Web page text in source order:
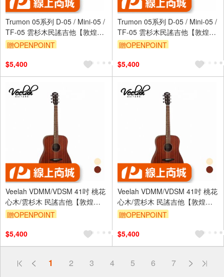
Trumon 05系列 D-05 / Mini-05 /
TF-05 雲杉木民謠吉他【敦煌樂
器】
贈OPENPOINT
$5,400
Trumon 05系列 D-05 / Mini-05 /
TF-05 雲杉木民謠吉他【敦煌樂
器】
贈OPENPOINT
$5,400
Veelah VDMM/VDSM 41吋 桃花
心木/雲杉木 民謠吉他【敦煌樂
器】
贈OPENPOINT
$5,400
Veelah VDMM/VDSM 41吋 桃花
心木/雲杉木 民謠吉他【敦煌樂
器】
贈OPENPOINT
$5,400
1 2 3 4 5 6 7
偏遠地區配送